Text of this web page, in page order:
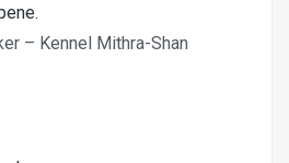
– Kennel Mithra-Shan